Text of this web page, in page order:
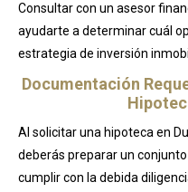
Consultar con un asesor
ayudarte a determinar cuál
estrategia de inversión
Documentación
Al solicitar una hipoteca en
deberás preparar un
cumplir con la debida